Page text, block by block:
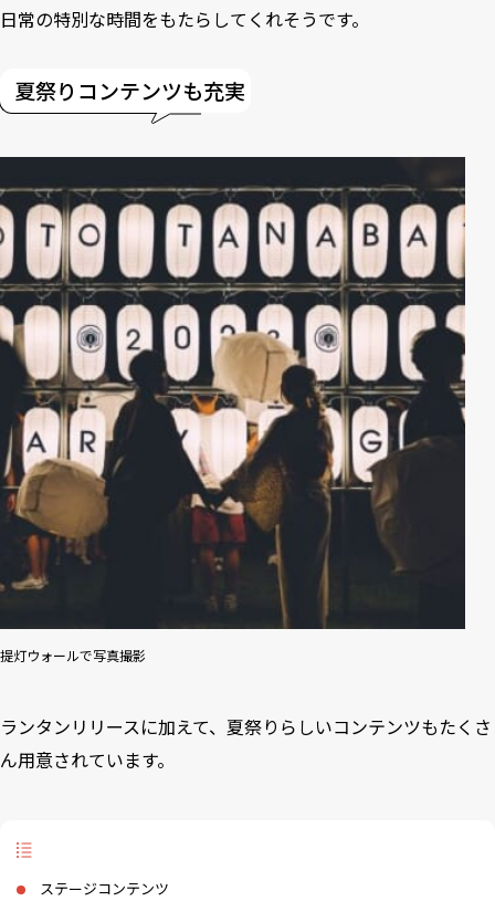
日常の特別な時間をもたらしてくれそうです。
夏祭りコンテンツも充実
提灯ウォールで写真撮影
ランタンリリースに加えて、夏祭りらしいコンテンツもたくさ
ん用意されています。
ステージコンテンツ